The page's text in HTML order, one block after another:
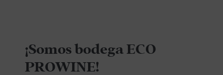
¡Somos bodega ECO
PROWINE!